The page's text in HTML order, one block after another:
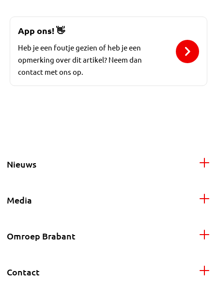
App ons!👋
Heb je een foutje gezien of heb je een
opmerking over dit artikel? Neem dan
contact met ons op.
Nieuws
Media
Omroep Brabant
Contact